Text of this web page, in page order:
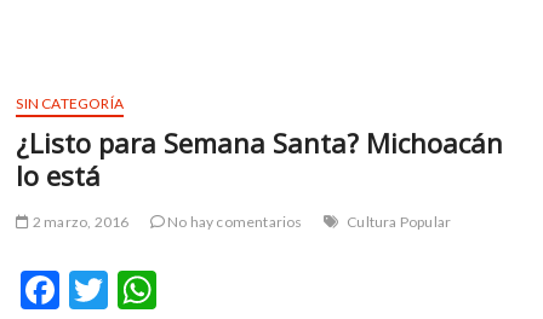
SIN CATEGORÍA
¿Listo para Semana Santa? Michoacán
lo está
2 marzo, 2016 No hay comentarios Cultura Popular
F
T